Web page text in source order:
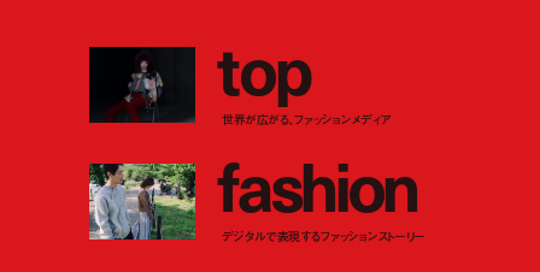
top
世界が広がる、ファッションメディア
fashion
デジタルで表現するファッションストーリー